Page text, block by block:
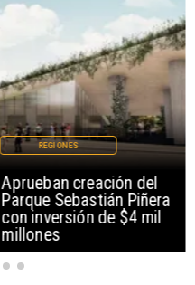
Aprueban creación del
Parque Sebastián Piñera
con inversión de $4 mil
millones
REGIONES